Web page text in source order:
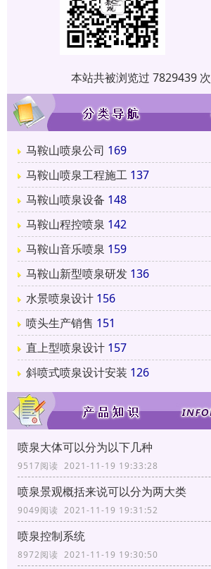
本站共被浏览过 7829439 次
马鞍山喷泉公司 169
马鞍山喷泉工程施工 137
马鞍山喷泉设备 148
马鞍山程控喷泉 142
马鞍山音乐喷泉 159
马鞍山新型喷泉研发 136
水景喷泉设计 156
喷头生产销售 151
直上型喷泉设计 157
斜喷式喷泉设计安装 126
喷泉大体可以分为以下几种
9517阅读 2021-11-19 19:33:28
喷泉景观概括来说可以分为两大类
9049阅读 2021-11-19 19:31:52
喷泉控制系统
8972阅读 2021-11-19 19:30:50